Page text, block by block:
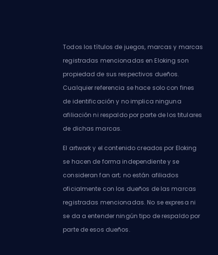
Todos los títulos de juegos, marcas y marcas
registradas mencionadas en Eloking son
propiedad de sus respectivos dueños.
Cualquier referencia se hace solo con fines
de identificación y no implica ninguna
afiliación ni respaldo por parte de los titulares
de dichas marcas.
El artwork y el contenido creados por Eloking
se hacen de forma independiente y se
consideran fan art; no están afiliados
oficialmente con los dueños de las marcas
registradas mencionadas. No se expresa ni
se da a entender ningún tipo de respaldo por
parte de esos dueños.